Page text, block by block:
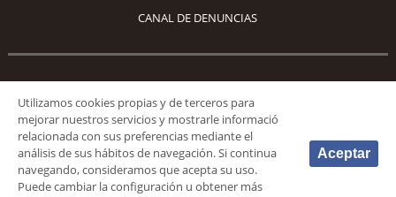
CANAL DE DENUNCIAS
Síguenos
© 2026 Fundación Deportiva Municipal Valencia |AVISO LEGAL
Utilizamos cookies propias y de terceros para
mejorar nuestros servicios y mostrarle informació
relacionada con sus preferencias mediante el
análisis de sus hábitos de navegación. Si continua
navegando, consideramos que acepta su uso.
Puede cambiar la configuración u obtener más
Aceptar